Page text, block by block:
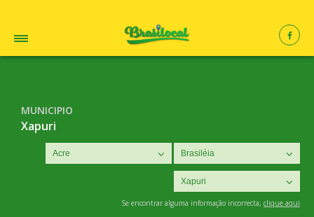
MUNICIPIO
Xapuri
Se encontrar alguma informação incorrecta, clique aqui